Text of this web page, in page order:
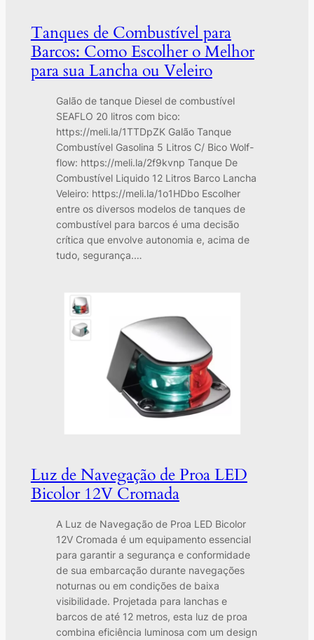
Tanques de Combustível para
Barcos: Como Escolher o Melhor
para sua Lancha ou Veleiro
Galão de tanque Diesel de combustível
SEAFLO 20 litros com bico:
https://meli.la/1TTDpZK Galão Tanque
Combustível Gasolina 5 Litros C/ Bico Wolf-
flow: https://meli.la/2f9kvnp Tanque De
Combustível Liquido 12 Litros Barco Lancha
Veleiro: https://meli.la/1o1HDbo Escolher
entre os diversos modelos de tanques de
combustível para barcos é uma decisão
crítica que envolve autonomia e, acima de
tudo, segurança.…
Luz de Navegação de Proa LED
Bicolor 12V Cromada
A Luz de Navegação de Proa LED Bicolor
12V Cromada é um equipamento essencial
para garantir a segurança e conformidade
de sua embarcação durante navegações
noturnas ou em condições de baixa
visibilidade. Projetada para lanchas e
barcos de até 12 metros, esta luz de proa
combina eficiência luminosa com um design